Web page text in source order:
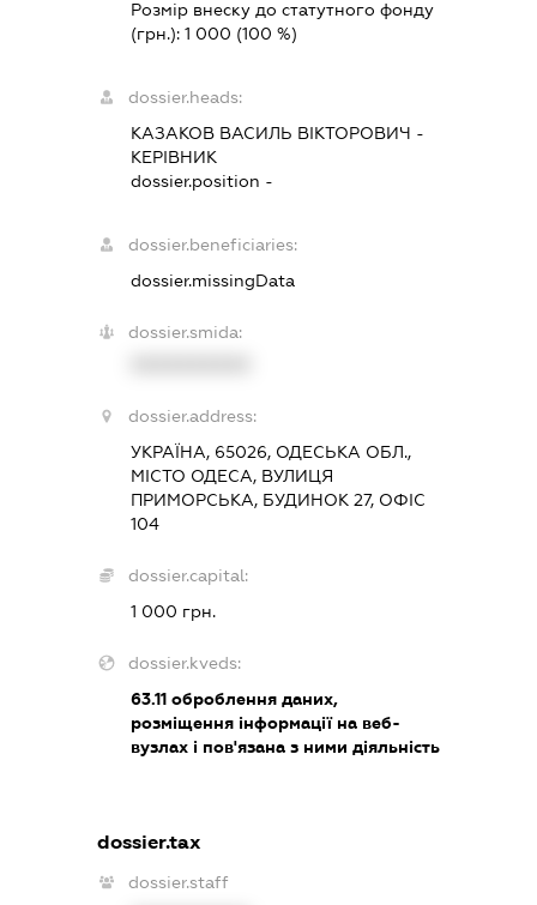
Розмір внеску до статутного фонду
(грн.): 1 000 (100 %)
dossier.heads:
КАЗАКОВ ВАСИЛЬ ВІКТОРОВИЧ -
КЕРІВНИК
dossier.position -
dossier.beneficiaries:
dossier.missingData
dossier.smida:
dossier.address:
УКРАЇНА, 65026, ОДЕСЬКА ОБЛ.,
МІСТО ОДЕСА, ВУЛИЦЯ
ПРИМОРСЬКА, БУДИНОК 27, ОФІС
104
dossier.capital:
1 000 грн.
dossier.kveds:
63.11оброблення даних,
розміщення інформації на веб-
вузлах і пов'язана з ними діяльність
dossier.tax
dossier.staff